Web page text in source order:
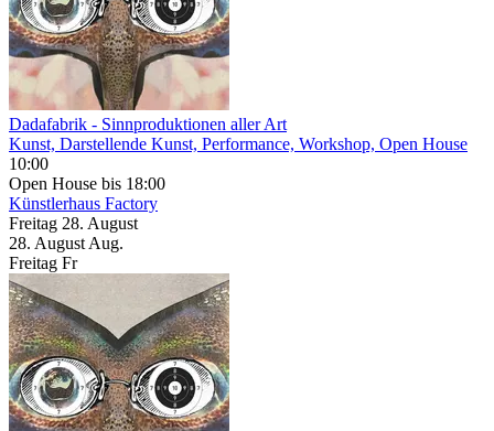
Dadafabrik - Sinnproduktionen aller Art
Kunst, Darstellende Kunst, Performance, Workshop, Open House
10:00
Open House bis 18:00
Künstlerhaus Factory
Freitag 28. August
28. August Aug.
Freitag Fr